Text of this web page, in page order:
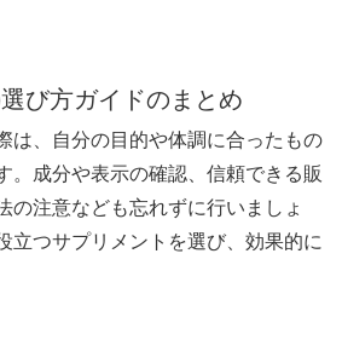
び方ガイドのまとめ
は、自分の目的や体調に合ったもの
。成分や表示の確認、信頼できる販
の注意なども忘れずに行いましょ
立つサプリメントを選び、効果的に